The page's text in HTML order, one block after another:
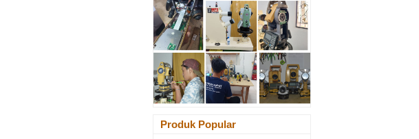
Produk Popular